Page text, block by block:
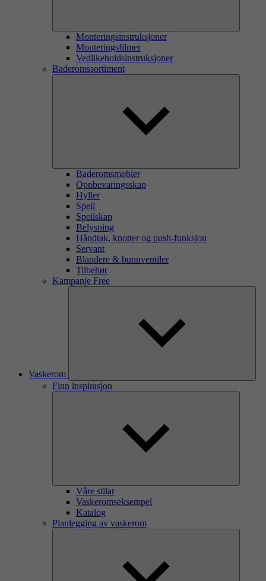
Monteringsinstruksjoner
Monteringsfilmer
Vedlikeholdsinstruksjoner
Baderomssortiment
Baderomsmøbler
Oppbevaringsskap
Hyller
Speil
Speilskap
Belysning
Håndtak, knotter og push-funksjon
Servant
Blandere & bunnventiler
Tilbehør
Kampanje Free
Vaskerom
Finn inspirasjon
Våre stilar
Vaskeromseksempel
Katalog
Planlegging av vaskerom